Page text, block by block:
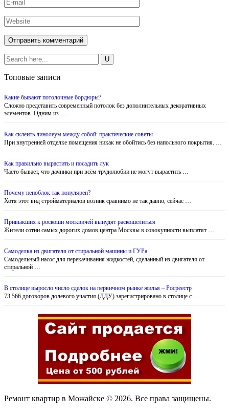
Топовые записи
Какие бывают потолочные бордюры?
Сложно представить современный потолок без дополнительных декоративных
элементов. Одним из …
Как склеить линолеум между собой: практические советы
При внутренней отделке помещения никак не обойтись без напольного покрытия. …
Как правильно вырастить и посадить лук
Часто бывает, что дачники при всём трудолюбии не могут вырастить …
Почему пеноблок так популярен?
Хотя этот вид стройматериалов возник сравнимо не так давно, сейчас …
Привыкших к роскоши москвичей вынудят раскошелиться
Жители сотни самых дорогих домов центра Москвы в совокупности выплатят …
Самоделка из двигателя от стиральной машины и ГУРа
Самодельный насос для перекачивания жидкостей, сделанный из двигателя от
стиральной …
В столице выросло число сделок на первичном рынке жилья – Росреестр
73 566 договоров долевого участия (ДДУ) зарегистрировано в столице с …
Ремонт квартир в Можайске © 2026. Все права защищены.